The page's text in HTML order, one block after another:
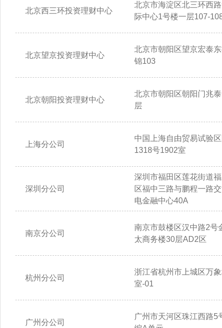
北京西三环投资理财中心
北京市海淀区北三环西
际中心1号楼一层107-
北京望京投资理财中心
北京市朝阳区望京宏泰
锦103
北京朝阳投资理财中心
北京市朝阳区朝阳门兆
层
上海分公司
中国上海自由贸易试验
1318号1902室
深圳分公司
深圳市福田区莲花街道
区福中三路与鹏程一路
电金融中心40A
南京分公司
南京市鼓楼区汉中路2号
太商务楼30层AD2区
杭州分公司
浙江省杭州市上城区万
室-01
广州分公司
广州市天河区珠江西路5